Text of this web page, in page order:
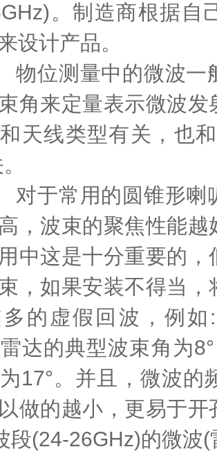
。制造商根据自
设计产品。
位测量中的微波一
角来定量表示微波
天线类型有关，也
于常用的圆锥形喇
，波束的聚焦性能
中这是十分重要的
，如果安装不得当
的虚假回波，例如 :
雷达的典型波束角为8°
17°。并且，微波的
做的越小，更易于
段(24-26GHz)的微波(